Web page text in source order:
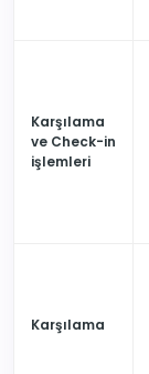
Karşılama
ve Check-in
işlemleri
Karşılama